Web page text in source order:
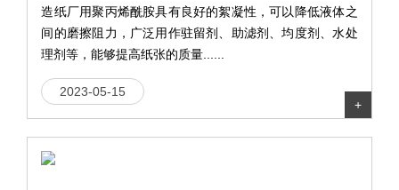
造纸厂用聚丙烯酰胺具有良好的絮凝性，可以降低液体之
间的磨擦阻力，广泛用作驻留剂、助滤剂、均度剂、水处
理剂等，能够提高纸张的质量......
2023-05-15
+